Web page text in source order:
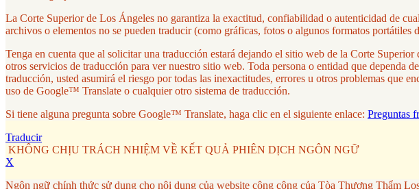
La Corte Superior de Los Ángeles no garantiza la exactitud, confiabilidad o autenticidad de
archivos o elementos no se pueden traducir (como gráficas, fotos o algunos formatos portátiles
Tenga en cuenta que al solicitar una traducción estará dejando el sitio web de la Corte
otros servicios de traducción para ver nuestro sitio web. Toda persona o entidad que dependa
traducción, usted asumirá el riesgo por todas las inexactitudes, errores u otros problemas que
uso de Google™ Translate o cualquier otro sistema de traducción.
Si tiene alguna pregunta sobre Google™ Translate, haga clic en el siguiente enlace: Preguntas
Traducir
KHÔNG CHỊU TRÁCH NHIỆM VỀ KẾT QUẢ PHIÊN DỊCH NGÔN NGỮ
X
Ngôn ngữ chính thức sử dụng cho nội dung của website công cộng của Tòa Thượng Thẩm